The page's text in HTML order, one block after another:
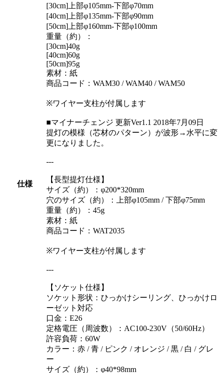
仕様
[30cm]上部φ105mm-下部φ70mm
[40cm]上部φ135mm-下部φ90mm
[50cm]上部φ160mm-下部φ100mm
重量（約）：
[30cm]40g
[40cm]60g
[50cm]95g
素材：紙
商品コード：WAM30 / WAM40 / WAM50
※ワイヤー支柱が付属します
■マイナーチェンジ 更新Ver1.1 2018年7月09日
提灯の模様（芯材のパターン）が波形→水平に変
更になりました。
---
【長型提灯仕様】
サイズ（約）：φ200*320mm
穴のサイズ（約）：上部φ105mm / 下部φ75mm
重量（約）：45g
素材：紙
商品コード：WAT2035
※ワイヤー支柱が付属します
---
【ソケット仕様】
ソケット形状：ひっかけシーリング、ひっかけロ
ーゼット対応
口金：E26
定格電圧（周波数）：AC100-230V（50/60Hz）
許容負荷：60W
カラー：赤 / 青 / ピンク / オレンジ / 黒 / 白 / グレ
ー
サイズ（約）：φ40*98mm